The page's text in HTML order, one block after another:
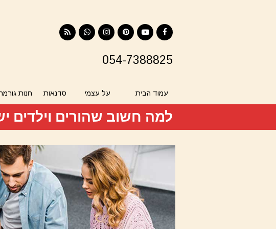
054-7388825
עמוד הבית על עצמי סדנאות חנות
למה חשוב שהורים וילדים